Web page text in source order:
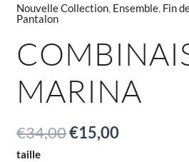
Nouvelle Collection, Ensemble, Fin
Pantalon
MARINA
€34,00€15,00
taille